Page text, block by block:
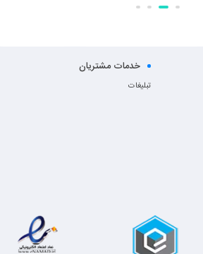
خدمات مشتریان
تبلیغات